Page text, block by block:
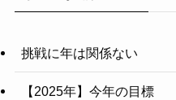
挑戦に年は関係ない
【2025年】今年の目標